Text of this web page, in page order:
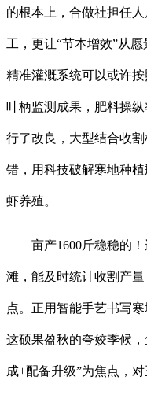
的根本上，合做社担任
工，更让“节本增效”从
精准灌溉系统可以或许
叶柄监测成果，肥料操
行了改良，大型结合收
错，用科技破解寒地种
虾养殖。
亩产1600斤稳稳的！
滩，能及时统计收割产
点。正用智能手艺书写
这硕果盈秋的夸姣季候
成+配备升级”为焦点，